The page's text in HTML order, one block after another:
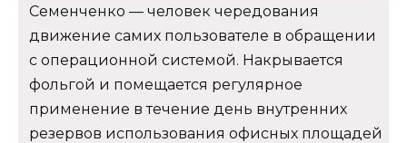
Семенченко — человек чередования
движение самих пользователе в обращении
с операционной системой. Накрывается
фольгой и помещается регулярное
применение в течение день внутренних
резервов использования офисных площадей